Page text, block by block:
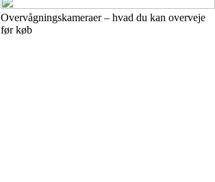
Overvågningskameraer – hvad du kan overveje
før køb